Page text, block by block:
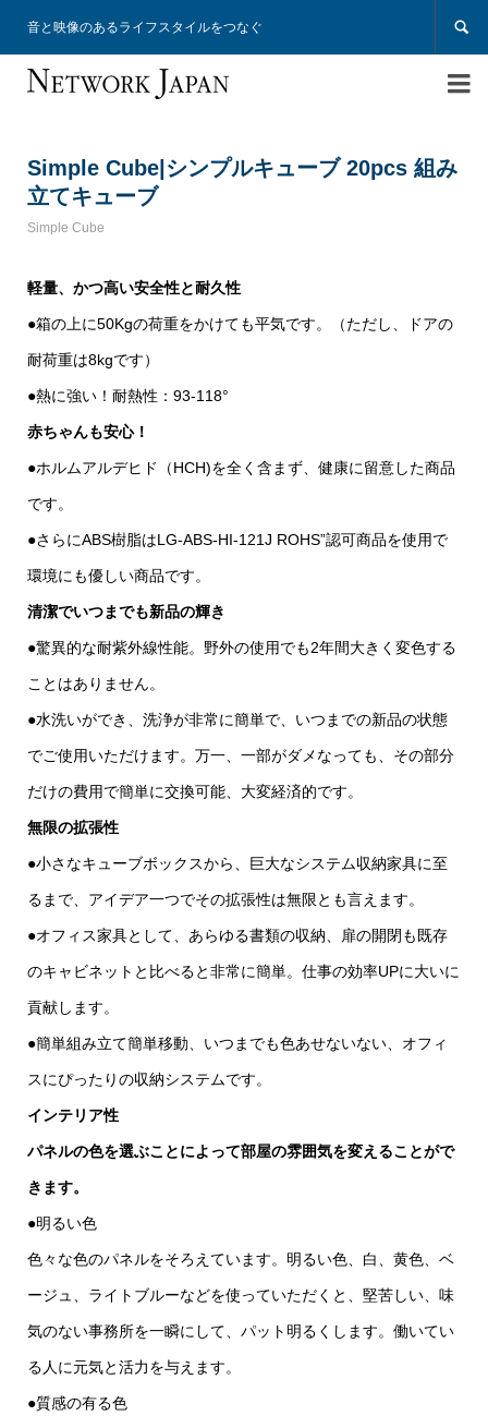
音と映像のあるライフスタイルをつなぐ 

Simple Cube|シンプルキューブ 20pcs 組み
立てキューブ
Simple Cube
軽量、かつ高い安全性と耐久性
●箱の上に50Kgの荷重をかけても平気です。（ただし、ドアの
耐荷重は8kgです）
●熱に強い！耐熱性：93-118°
赤ちゃんも安心！
●ホルムアルデヒド（HCH)を全く含まず、健康に留意した商品
です。
●さらにABS樹脂はLG-ABS-HI-121J ROHS”認可商品を使用で
環境にも優しい商品です。
清潔でいつまでも新品の輝き
●驚異的な耐紫外線性能。野外の使用でも2年間大きく変色する
ことはありません。
●水洗いができ、洗浄が非常に簡単で、いつまでの新品の状態
でご使用いただけます。万一、一部がダメなっても、その部分
だけの費用で簡単に交換可能、大変経済的です。
無限の拡張性
●小さなキューブボックスから、巨大なシステム収納家具に至
るまで、アイデア一つでその拡張性は無限とも言えます。
●オフィス家具として、あらゆる書類の収納、扉の開閉も既存
のキャビネットと比べると非常に簡単。仕事の効率UPに大いに
貢献します。
●簡単組み立て簡単移動、いつまでも色あせないない、オフィ
スにぴったりの収納システムです。
インテリア性
パネルの色を選ぶことによって部屋の雰囲気を変えることがで
きます。
●明るい色
色々な色のパネルをそろえています。明るい色、白、黄色、ベ
ージュ、ライトブルーなどを使っていただくと、堅苦しい、味
気のない事務所を一瞬にして、パット明るくします。働いてい
る人に元気と活力を与えます。
●質感の有る色